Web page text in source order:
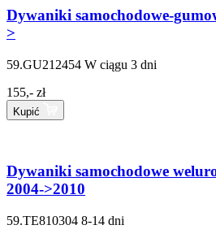
Dywaniki samochodowe-
>
59.GU212454 W ciągu 3 dni
155,- zł
Kupić
Dywaniki samochodowe
2004->2010
59.TE810304 8-14 dni